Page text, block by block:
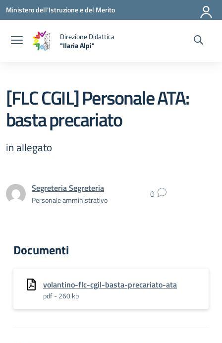
Vai ai contenuti
Vai al menu di navigazione
Vai al footer
Ministero dell'Istruzione e del Merito
Direzione Didattica
"Ilaria Alpi"
[FLC CGIL] Personale ATA:
basta precariato
in allegato
Segreteria Segreteria
Personale amministrativo 0
Documenti
volantino-flc-cgil-basta-precariato-ata
pdf - 260 kb